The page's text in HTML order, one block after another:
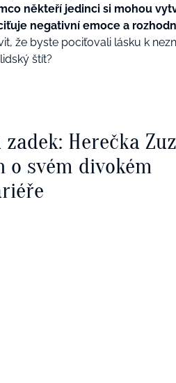
někteří jedinci si mohou
negativní emoce a
že byste pociťovali lásku k
štít?
Herečka
o svém divokém